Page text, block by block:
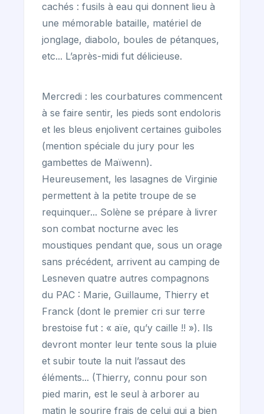
cachés : fusils à eau qui donnent lieu à
une mémorable bataille, matériel de
jonglage, diabolo, boules de pétanques,
etc... L’après-midi fut délicieuse.
Mercredi : les courbatures commencent
à se faire sentir, les pieds sont endoloris
et les bleus enjolivent certaines guiboles
(mention spéciale du jury pour les
gambettes de Maïwenn).
Heureusement, les lasagnes de Virginie
permettent à la petite troupe de se
requinquer... Solène se prépare à livrer
son combat nocturne avec les
moustiques pendant que, sous un orage
sans précédent, arrivent au camping de
Lesneven quatre autres compagnons
du PAC : Marie, Guillaume, Thierry et
Franck (dont le premier cri sur terre
brestoise fut : « aïe, qu’y caille !! »). Ils
devront monter leur tente sous la pluie
et subir toute la nuit l’assaut des
éléments... (Thierry, connu pour son
pied marin, est le seul à arborer au
matin le sourire frais de celui qui a bien